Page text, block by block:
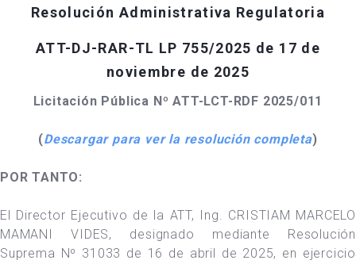
Resolución Administrativa Regulatoria
ATT-DJ-RAR-TL LP 755/2025 de 17 de
noviembre de 2025
Licitación Pública Nº ATT-LCT-RDF 2025/011
(Descargar para ver la resolución completa)
POR TANTO:
El Director Ejecutivo de la ATT, Ing. CRISTIAM MARCELO
MAMANI VIDES, designado mediante Resolución
Suprema Nº 31033 de 16 de abril de 2025, en ejercicio